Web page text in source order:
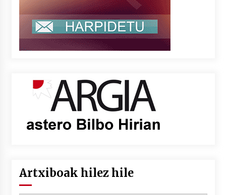
Artxiboak hilez hile